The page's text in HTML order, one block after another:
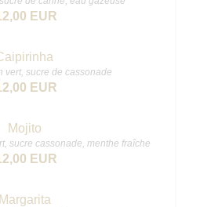
EUR
vert, sucre de cassonade
EUR
Mojito
sucre cassonade, menthe fraîche
EUR
Margarita